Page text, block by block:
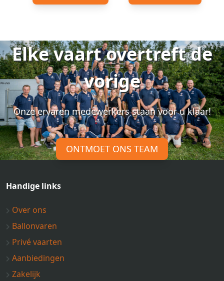
Elke vaart overtreft de
vorige
Onze ervaren medewerkers staan voor u klaar!
ONTMOET ONS TEAM
Handige links
Over ons
Ballonvaren
Privé vaarten
Aanbiedingen
Zakelijk